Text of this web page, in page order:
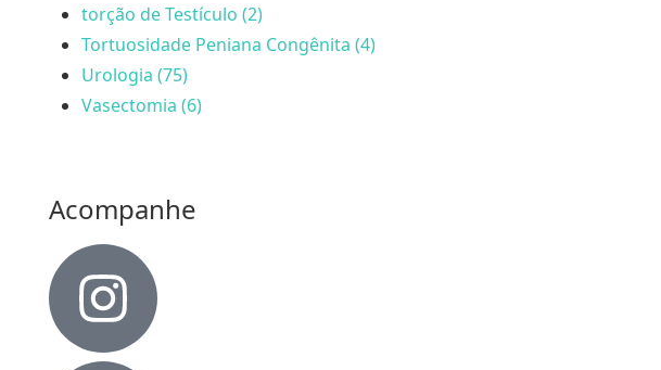
torção de Testículo (2)
Tortuosidade Peniana Congênita (4)
Urologia (75)
Vasectomia (6)
Acompanhe